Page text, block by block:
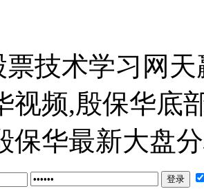
票技术学习网
视频,殷保华底
保华最新大盘